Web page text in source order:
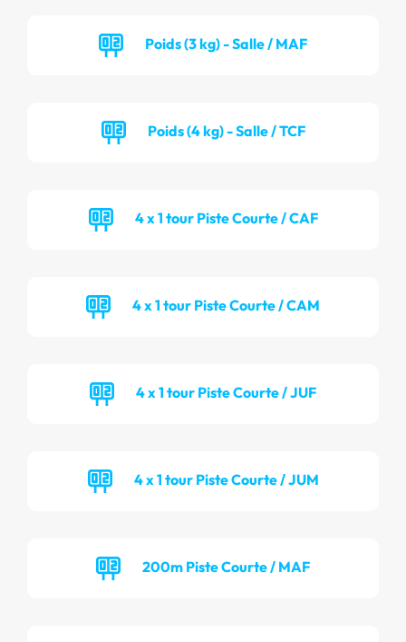
Poids (3 kg) - Salle / MAF
Poids (4 kg) - Salle / TCF
4 x 1 tour Piste Courte / CAF
4 x 1 tour Piste Courte / CAM
4 x 1 tour Piste Courte / JUF
4 x 1 tour Piste Courte / JUM
200m Piste Courte / MAF